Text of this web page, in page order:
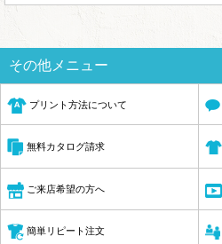
その他メニュー
プリント方法について
無料カタログ請求
ご来店希望の方へ
簡単リピート注文